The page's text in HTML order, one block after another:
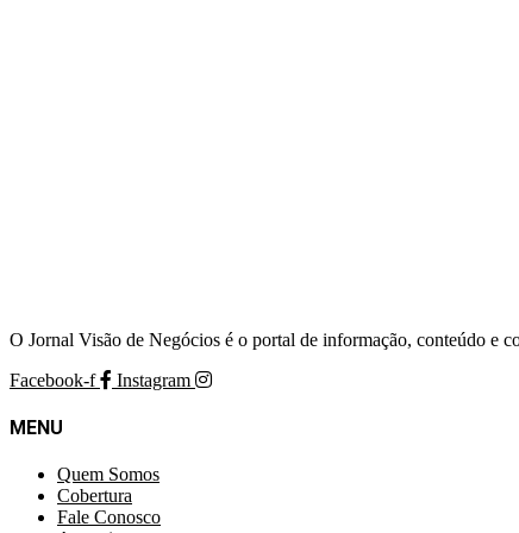
O Jornal Visão de Negócios é o portal de informação, conteúdo e
Facebook-f
Instagram
MENU
Quem Somos
Cobertura
Fale Conosco